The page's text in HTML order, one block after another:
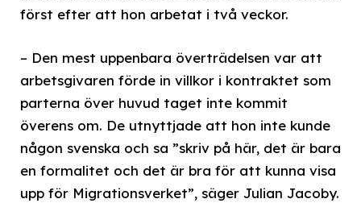
först efter att hon arbetat i två veckor.
– Den mest uppenbara överträdelsen var att
arbetsgivaren förde in villkor i kontraktet som
parterna över huvud taget inte kommit
överens om. De utnyttjade att hon inte kunde
någon svenska och sa ”skriv på här, det är bara
en formalitet och det är bra för att kunna visa
upp för Migrationsverket”, säger Julian Jacoby.